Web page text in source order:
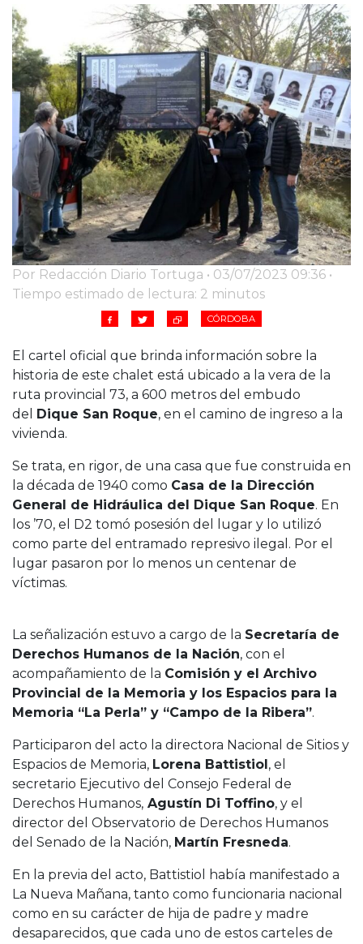
Por Redacción Diario Tortuga • 03/07/2023 09:36 •
Tiempo estimado de lectura: 2 minutos
CÓRDOBA
El cartel oficial que brinda información sobre la
historia de este chalet está ubicado a la vera de la
ruta provincial 73, a 600 metros del embudo
del
Dique San Roque, en el camino de ingreso a la
vivienda.
Se trata, en rigor, de una casa que fue construida en
la década de 1940 como Casa de la Dirección
General de Hidráulica del Dique San Roque. En
los ’70, el D2 tomó posesión del lugar y lo utilizó
como parte del entramado represivo ilegal. Por el
lugar pasaron por lo menos un centenar de
víctimas.
La señalización estuvo a cargo de la Secretaría de
Derechos Humanos de la Nación, con el
acompañamiento de la Comisión y el Archivo
Provincial de la Memoria y los Espacios para la
Memoria “La Perla” y “Campo de la Ribera”.
Participaron del acto la directora Nacional de Sitios y
Espacios de Memoria, Lorena Battistiol , el
secretario Ejecutivo del Consejo Federal de
Derechos Humanos, Agustín Di Toffino, y el
director del Observatorio de Derechos Humanos
del Senado de la Nación, Martín Fresneda.
En la previa del acto, Battistiol había manifestado a
La Nueva Mañana, tanto como funcionaria nacional
como en su carácter de hija de padre y madre
desaparecidos, que cada uno de estos carteles de